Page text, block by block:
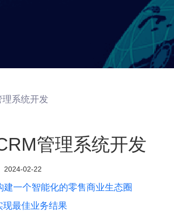
系统开发
物联网开发
网站建设
企业经营
商业行情
系统开发
管理系统开发
2024-02-22
一个智能化的零售商业生态圈
最佳业务结果